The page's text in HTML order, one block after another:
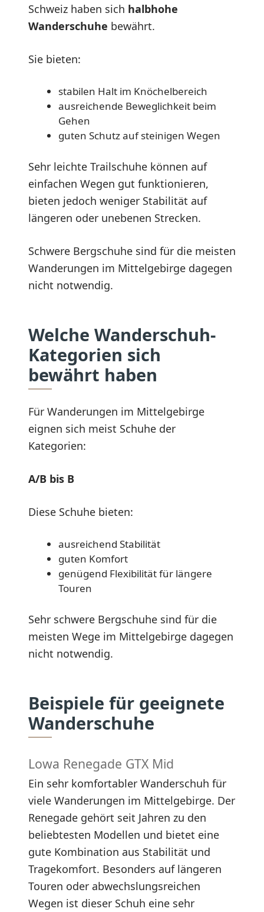
Schweiz haben sich halbhohe
Wanderschuhe bewährt.
Sie bieten:
stabilen Halt im Knöchelbereich
ausreichende Beweglichkeit beim
Gehen
guten Schutz auf steinigen Wegen
Sehr leichte Trailschuhe können auf
einfachen Wegen gut funktionieren,
bieten jedoch weniger Stabilität auf
längeren oder unebenen Strecken.
Schwere Bergschuhe sind für die meisten
Wanderungen im Mittelgebirge dagegen
nicht notwendig.
Welche Wanderschuh-
Kategorien sich
bewährt haben
Für Wanderungen im Mittelgebirge
eignen sich meist Schuhe der
Kategorien:
A/B bis B
Diese Schuhe bieten:
ausreichend Stabilität
guten Komfort
genügend Flexibilität für längere
Touren
Sehr schwere Bergschuhe sind für die
meisten Wege im Mittelgebirge dagegen
nicht notwendig.
Beispiele für geeignete
Wanderschuhe
Lowa Renegade GTX Mid
Ein sehr komfortabler Wanderschuh für
viele Wanderungen im Mittelgebirge. Der
Renegade gehört seit Jahren zu den
beliebtesten Modellen und bietet eine
gute Kombination aus Stabilität und
Tragekomfort. Besonders auf längeren
Touren oder abwechslungsreichen
Wegen ist dieser Schuh eine sehr